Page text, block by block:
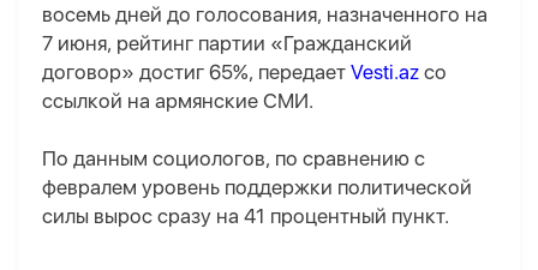
восемь дней до голосования, назначенного на
7 июня, рейтинг партии «Гражданский
договор» достиг 65%, передает Vesti.az со
ссылкой на армянские СМИ.
По данным социологов, по сравнению с
февралем уровень поддержки политической
силы вырос сразу на 41 процентный пункт.